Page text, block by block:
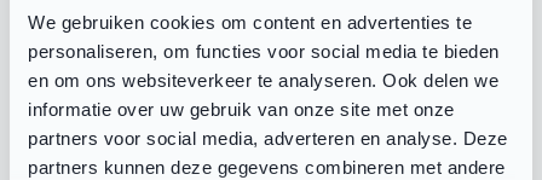
We gebruiken cookies om content en advertenties te
personaliseren, om functies voor social media te bieden
en om ons websiteverkeer te analyseren. Ook delen we
informatie over uw gebruik van onze site met onze
partners voor social media, adverteren en analyse. Deze
partners kunnen deze gegevens combineren met andere